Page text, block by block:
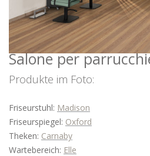
BARBER
ZUBEHÖR
ANGEBOTE
FARBEN
INSPIRATIONEN
HERUNTERLADEN
DISTRIBUTORI
NEUIGKEITEN
Salone per
Produkte im Foto:
Friseurstuhl: Madison
Friseurspiegel: Oxford
Theken: Carnaby
Wartebereich: Elle